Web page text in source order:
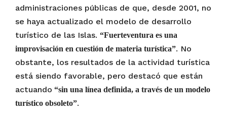
administraciones públicas de que, desde 2001, no
se haya actualizado el modelo de desarrollo
turístico de las Islas. “Fuerteventura es una
improvisación en cuestión de materia turística”. No
obstante, los resultados de la actividad turística
está siendo favorable, pero destacó que están
actuando “sin una línea definida, a través de un modelo
turístico obsoleto”.